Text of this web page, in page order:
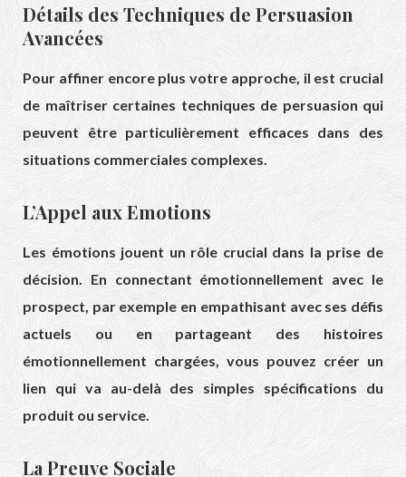
Détails des Techniques de Persuasion
Avancées
Pour affiner encore plus votre approche, il est crucial
de maîtriser certaines techniques de persuasion qui
peuvent être particulièrement efficaces dans des
situations commerciales complexes.
L’Appel aux Emotions
Les émotions jouent un rôle crucial dans la prise de
décision. En connectant émotionnellement avec le
prospect, par exemple en empathisant avec ses défis
actuels ou en partageant des histoires
émotionnellement chargées, vous pouvez créer un
lien qui va au-delà des simples spécifications du
produit ou service.
La Preuve Sociale